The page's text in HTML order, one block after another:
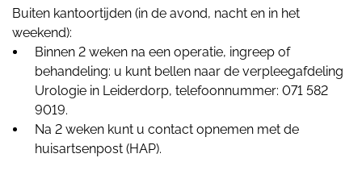
Buiten kantoortijden (in de avond, nacht en in het
weekend):
Binnen 2 weken na een operatie, ingreep of
behandeling: u kunt bellen naar de verpleegafdeling
Urologie in Leiderdorp, telefoonnummer: 071 582
9019.
Na 2 weken kunt u contact opnemen met de
huisartsenpost (HAP).